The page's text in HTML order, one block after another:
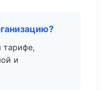
тарифе,
и